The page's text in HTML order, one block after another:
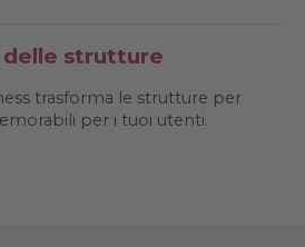
strutture
trasforma le strutture per
per i tuoi utenti.